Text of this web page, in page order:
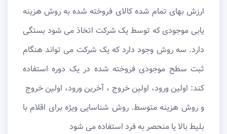
ارزش بهای تمام شده کالای فروخته شده به روش هزینه
یابی موجودی که توسط یک شرکت اتخاذ می شود بستگی
دارد. سه روش وجود دارد که یک شرکت می تواند هنگام
ثبت سطح موجودی فروخته شده در یک دوره استفاده
کند: اولین ورود، اولین خروج ، آخرین ورود، اولین خروج
و روش هزینه متوسط. روش شناسایی ویژه برای اقلام با
بلیط بالا یا منحصر به فرد استفاده می شود